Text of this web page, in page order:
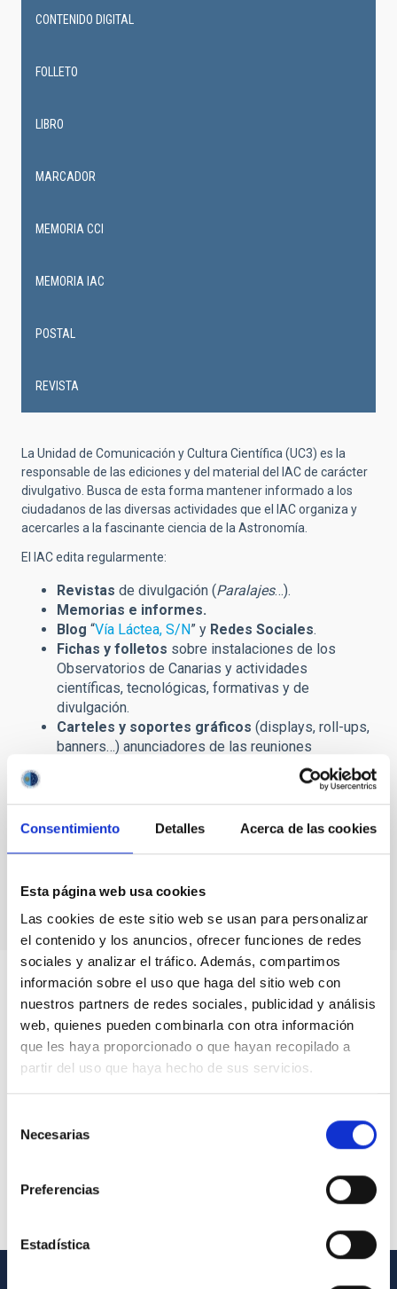
Consentimiento Detalles Acerca de las cookies
Esta página web usa cookies
Las cookies de este sitio web se usan para personalizar
el contenido y los anuncios, ofrecer funciones de redes
sociales y analizar el tráfico. Además, compartimos
información sobre el uso que haga del sitio web con
nuestros partners de redes sociales, publicidad y análisis
web, quienes pueden combinarla con otra información
que les haya proporcionado o que hayan recopilado a
partir del uso que haya hecho de sus servicios.
Necesarias
Preferencias
Estadística
La Unidad de Comunicación y Cultura Científica (UC3) es la
responsable de las ediciones y del material del IAC de carácter
divulgativo. Busca de esta forma mantener informado a los
ciudadanos de las diversas actividades que el IAC organiza y
acercarles a la fascinante ciencia de la Astronomía.
El IAC edita regularmente:
Revistas de divulgación (Paralajes…).
Memorias e informes.
Blog “Vía Láctea, S/N” y Redes Sociales.
Fichas y folletos sobre instalaciones de los
Observatorios de Canarias y actividades
científicas, tecnológicas, formativas y de
divulgación.
Carteles y soportes gráficos (displays, roll-ups,
banners…) anunciadores de las reuniones
científicas (congresos, escuelas de invierno…) y
Impresiones deimágenes astronómicas y de
instalaciones.
Vídeos.
CONTENIDO DIGITAL
FOLLETO
LIBRO
MARCADOR
MEMORIA CCI
MEMORIA IAC
POSTAL
REVISTA